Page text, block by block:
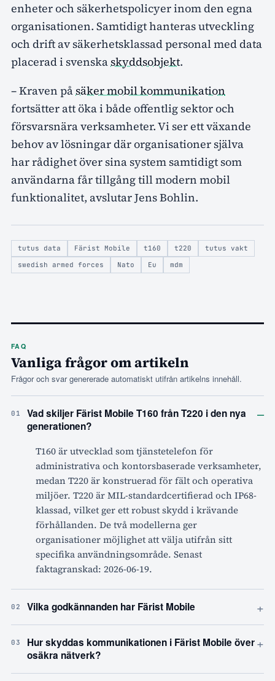
enheter och säkerhetspolicyer inom den egna
organisationen. Samtidigt hanteras utveckling
och drift av säkerhetsklassad personal med data
placerad i svenskaskyddsobjekt.
– Kraven påsäker mobil kommunikation
fortsätter att öka i både offentlig sektor och
försvarsnära verksamheter. Vi ser ett växande
behov av lösningar där organisationer själva
har rådighet över sina system samtidigt som
användarna får tillgång till modern mobil
funktionalitet, avslutar Jens Bohlin.
tutus data Färist Mobile t160 t220
tutus vakt
swedish armed forces
Nato Eu mdm
FAQ
Vanliga frågor om artikeln
Frågor och svar genererade automatiskt utifrån artikelns innehåll.
01
Vad skiljer Färist Mobile T160 från T220 i den nya
generationen?
–
T160 är utvecklad som tjänstetelefon för
administrativa och kontorsbaserade verksamheter,
medan T220 är konstruerad för fält och operativa
miljöer. T220 är MIL-standardcertifierad och IP68-
klassad, vilket ger ett robust skydd i krävande
förhållanden. De två modellerna ger
organisationer möjlighet att välja utifrån sitt
specifika användningsområde. Senast
faktagranskad: 2026-06-19.
02 Vilka godkännanden har Färist Mobile +
03
Hur skyddas kommunikationen i Färist Mobile över
osäkra nätverk?
+